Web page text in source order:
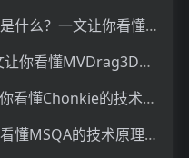
Vision Search Assistant是什么？一文让你看懂Vision Search Assistant的技术原理、主要功能、应用场景
MVDrag3D是什么？一文让你看懂MVDrag3D的技术原理、主要功能、应用场景
Chonkie是什么？一文让你看懂Chonkie的技术原理、主要功能、应用场景
MSQA是什么？一文让你看懂MSQA的技术原理、主要功能、应用场景